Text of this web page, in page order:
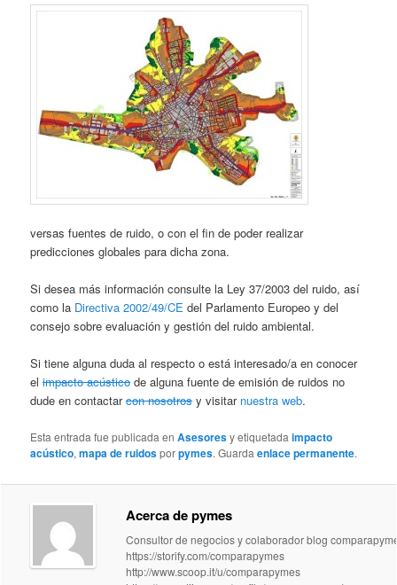
versas fuentes de ruido, o con el fin de poder realizar
predicciones globales para dicha zona.
Si desea más información consulte la Ley 37/2003 del ruido, así
como la Directiva 2002/49/CE del Parlamento Europeo y del
consejo sobre evaluación y gestión del ruido ambiental.
Si tiene alguna duda al respecto o está interesado/a en conocer
elimpacto acústico de alguna fuente de emisión de ruidos no
dude en contactarcon nosotros y visitar nuestra web.
Esta entrada fue publicada enAsesoresy etiquetadaimpacto
acústico,mapa de ruidosporpymes. Guardaenlace permanente.
Acerca de pymes
Consultor de negocios y colaborador blog
https://storify.com/comparapymes
http://www.scoop.it/u/comparapymes